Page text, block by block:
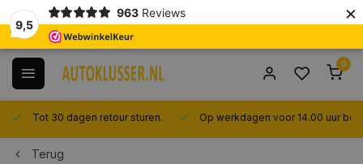
9,5
963 Reviews ×
0
Tot 30 dagen retour sturen. Op werkdagen voor 14.00 uur
Terug